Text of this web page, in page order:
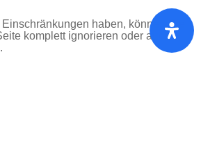
haben, können Sie
komplett ignorieren oder auch